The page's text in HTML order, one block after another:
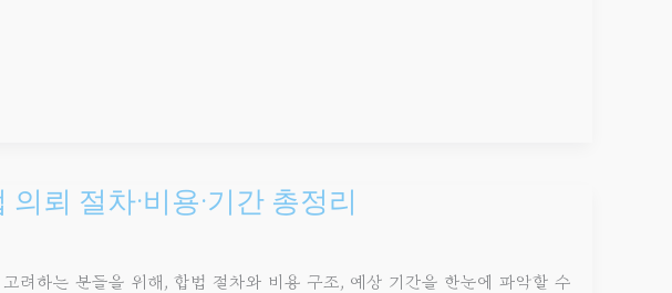
뢰 절차·비용·기간 총정리
려하는 분들을 위해, 합법 절차와 비용 구조, 예상 기간을 한눈에 파악할 수